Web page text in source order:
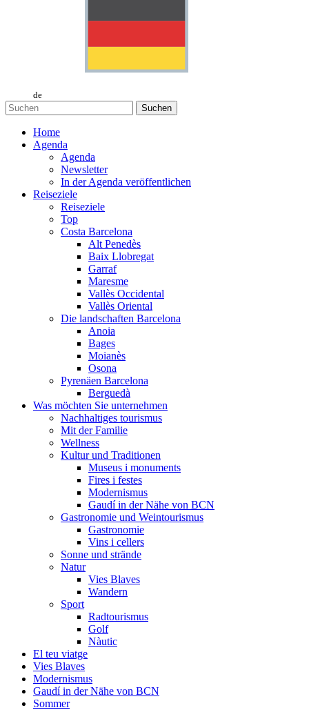
de
Suchen
Home
Agenda
Agenda
Newsletter
In der Agenda veröffentlichen
Reiseziele
Reiseziele
Top
Costa Barcelona
Alt Penedès
Baix Llobregat
Garraf
Maresme
Vallès Occidental
Vallès Oriental
Die landschaften Barcelona
Anoia
Bages
Moianès
Osona
Pyrenäen Barcelona
Berguedà
Was möchten Sie unternehmen
Nachhaltiges tourismus
Mit der Familie
Wellness
Kultur und Traditionen
Museus i monuments
Fires i festes
Modernismus
Gaudí in der Nähe von BCN
Gastronomie und Weintourismus
Gastronomie
Vins i cellers
Sonne und strände
Natur
Vies Blaves
Wandern
Sport
Radtourismus
Golf
Nàutic
El teu viatge
Vies Blaves
Modernismus
Gaudí in der Nähe von BCN
Sommer